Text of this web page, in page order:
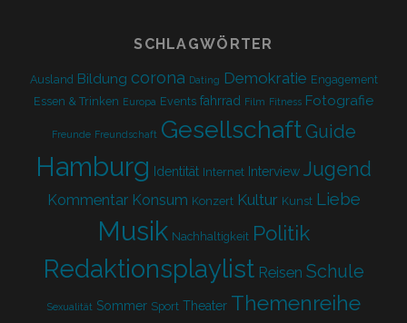
SCHLAGWÖRTER
Ausland Bildung corona Dating Demokratie Engagement
Essen & Trinken Europa Events fahrrad Film Fitness Fotografie
Freunde Freundschaft GesellschaftGuide
Hamburg Identität Internet Interview Jugend
Kommentar Konsum Konzert Kultur Kunst Liebe
Musik Nachhaltigkeit Politik
Redaktionsplaylist Reisen Schule
Sexualität Sommer Sport Theater Themenreihe